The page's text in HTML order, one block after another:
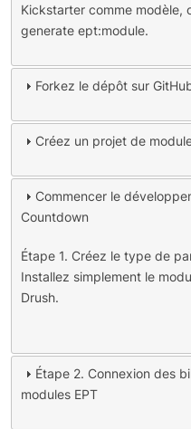
Kickstarter comme modèle,
generate ept:module.
Forkez le dépôt sur
Créez un projet de
Commencer le
Countdown
Étape 1. Créez le type de
Installez simplement le
Drush.
Étape 2. Connexion des
modules EPT